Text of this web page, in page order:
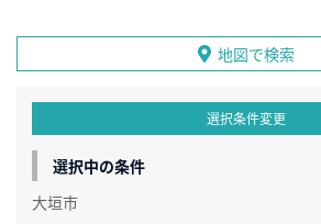
地図で検索
選択条件変更
選択中の条件
大垣市